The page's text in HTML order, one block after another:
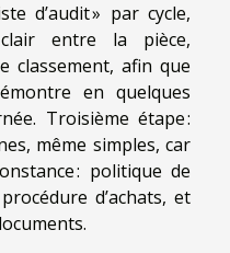
d’audit » par cycle,
entre la pièce,
classement, afin que
en quelques
Troisième étape :
même simples, car
: politique de
d’achats, et